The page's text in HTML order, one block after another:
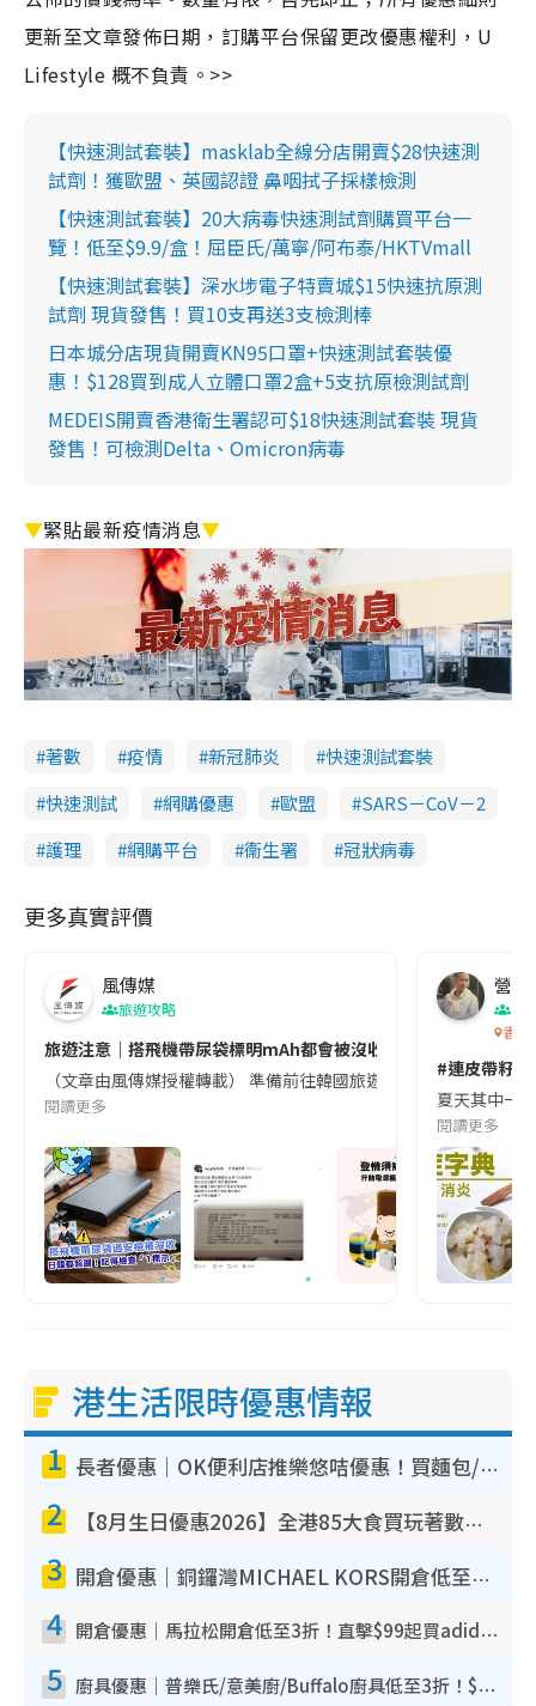
更新至文章發佈日期，訂購平台保留更改優惠權利，U
Lifestyle 概不負責。>>
【快速測試套裝】masklab全線分店開賣$28快速測
試劑！獲歐盟、英國認證 鼻咽拭子採樣檢測
【快速測試套裝】20大病毒快速測試劑購買平台一
覽！低至$9.9/盒！屈臣氏/萬寧/阿布泰/HKTVmall
【快速測試套裝】深水埗電子特賣城$15快速抗原測
試劑 現貨發售！買10支再送3支檢測棒
日本城分店現貨開賣KN95口罩+快速測試套裝優
惠！$128買到成人立體口罩2盒+5支抗原檢測試劑
MEDEIS開賣香港衛生署認可$18快速測試套裝 現貨
發售！可檢測Delta、Omicron病毒
▼緊貼最新疫情消息▼
著數 疫情 新冠肺炎
快速測試套裝
快速測試
網購優惠 歐盟
SARS－CoV－2
護理
網購平台 衞生署 冠狀病毒
更多真實評價
風傳媒
旅遊攻略
旅遊注意｜搭飛機帶尿袋標明mAh都會被沒收😱出發前切記檢查
（文章由風傳媒授權轉載） 準備前往韓國旅遊的民眾，近期要
閱讀更多
營養
香港
#連皮帶籽
夏天其中一
閱讀更多
港生活限時優惠情報
1 長者優惠｜OK便利店推樂悠咭優惠！買麵包/牛奶/保健品拍卡即減
2 【8月生日優惠2026】全港85大食買玩著數攻略 自助餐/火鍋放題同行免費＋誠品/DONKI送現金券
3 開倉優惠｜銅鑼灣MICHAEL KORS開倉低至17折！直擊$500起買手袋/銀包/鞋款 必買經典Jet Set系列
4 開倉優惠｜馬拉松開倉低至3折！直擊$99起買adidas／New Balance／Puma鞋款 STANLEY保溫杯劈價至$119起
5 廚具優惠｜普樂氏/意美廚/Buffalo廚具低至3折！$89起買煎鍋／炒鑊／個人鍋 同場小家電激減至$99起